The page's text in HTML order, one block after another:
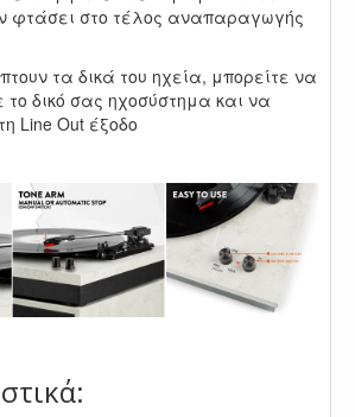
φτάσει στο τέλος αναπαραγωγής
τα δικά του ηχεία, μπορείτε να
το δικό σας ηχοσύστημα και να
Line Out έξοδο